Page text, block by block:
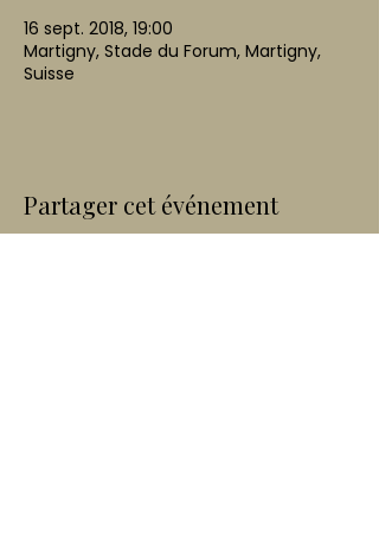
16 sept. 2018, 19:00
Martigny, Stade du Forum, Martigny,
Suisse
Partager cet événement